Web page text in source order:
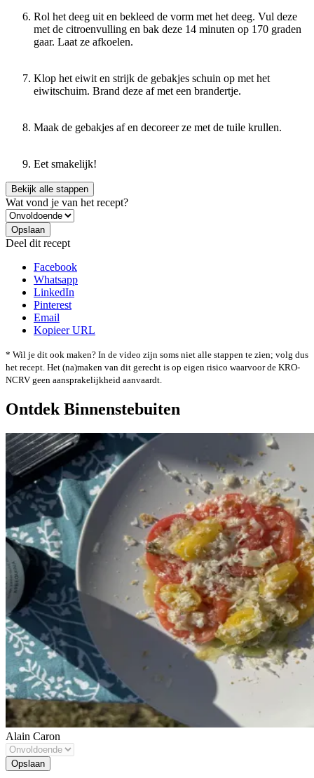
Rol het deeg uit en bekleed de vorm met het deeg. Vul deze
met de citroenvulling en bak deze 14 minuten op 170 graden
gaar. Laat ze afkoelen.
Klop het eiwit en strijk de gebakjes schuin op met het
eiwitschuim. Brand deze af met een brandertje.
Maak de gebakjes af en decoreer ze met de tuile krullen.
Eet smakelijk!
Bekijk alle stappen
Wat vond je van het recept?
Deel dit recept
Facebook
Whatsapp
LinkedIn
Pinterest
Email
Kopieer URL
* Wil je dit ook maken? In de video zijn soms niet alle stappen te zien; volg dus
het recept. Het (na)maken van dit gerecht is op eigen risico waarvoor de KRO-
NCRV geen aansprakelijkheid aanvaardt.
Ontdek Binnenstebuiten
Alain Caron